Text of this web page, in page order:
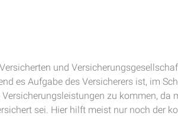
und
es Aufgabe des Versicherers ist, im
zu kommen, da
sei. Hier hilft meist nur noch der